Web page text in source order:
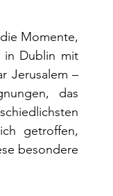
Momente,
Dublin mit
Jerusalem –
das
getroffen,
besondere